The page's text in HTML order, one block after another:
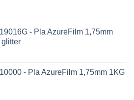
- Pla AzureFilm 1,75mm
- Pla AzureFilm 1,75mm 1KG